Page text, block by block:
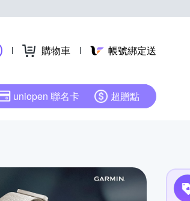
購物車 帳號綁定送
uniopen 聯名卡 超贈點